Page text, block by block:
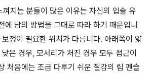
지는 분들이 많은 이유는 자신의 입술 유
에 남의 방법을 그대로 따라 하기 때문입니
정이 필요한 위치가 다릅니다. 아래쪽이 얇
은 경우, 모서리가 처진 경우 모두 접근이
처음에는 조금 다루기 쉬운 질감의 립 펜슬